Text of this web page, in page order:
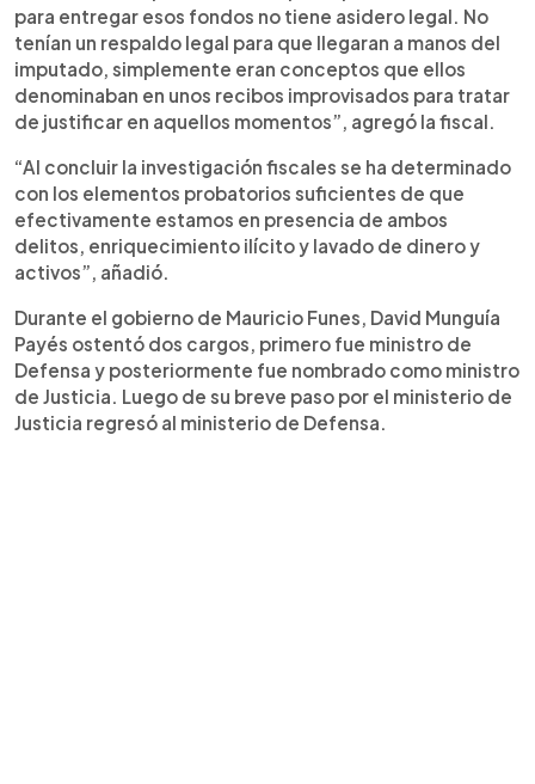
para entregar esos fondos no tiene asidero legal. No
tenían un respaldo legal para que llegaran a manos del
imputado, simplemente eran conceptos que ellos
denominaban en unos recibos improvisados para tratar
de justificar en aquellos momentos”, agregó la fiscal.
“Al concluir la investigación fiscales se ha determinado
con los elementos probatorios suficientes de que
efectivamente estamos en presencia de ambos
delitos, enriquecimiento ilícito y lavado de dinero y
activos”, añadió.
Durante el gobierno de Mauricio Funes, David Munguía
Payés ostentó dos cargos, primero fue ministro de
Defensa y posteriormente fue nombrado como ministro
de Justicia. Luego de su breve paso por el ministerio de
Justicia regresó al ministerio de Defensa.